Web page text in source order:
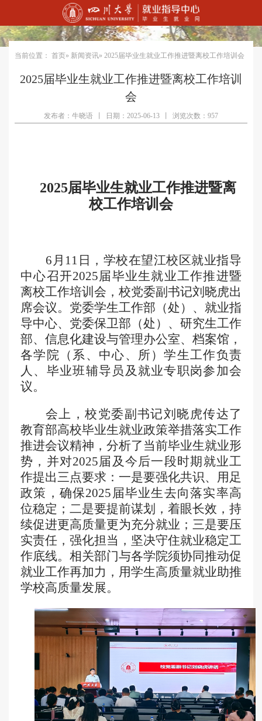
当前位置： 首页» 新闻资讯» 2025届毕业生就业工作推进暨离校工作培训会
2025届毕业生就业工作推进暨离校工作培训
会
发布者：牛晓语 日期：2025-06-13 浏览次数：957
2025届毕业生就业工作推进暨离
校工作培训会
6月11日，学校在望江校区就业指导
中心召开2025届毕业生就业工作推进暨
离校工作培训会， 校党委副书记刘晓虎出
席会议。党委学生工作部（处）、就业指
导中心、 党委保卫部（处） 、研究生工作
部、信息化建设与管理办公室、档案馆，
各学院（系、中心、所）学生工作负责
人 、 毕业班辅导员及就业专职岗参加会
议。
会上，校党委副书记刘晓虎传达了
教育部高校毕业生就业政策举措落实工作
推进会议精神，分析了当前毕业生就业形
势，并对2025届及今后一段时期就业工
作提出三点要求： 一是要强化共识、用足
政策，确保2025届毕业生去向落实率高
位稳定；二是要提前谋划，着眼长效，持
续促进更高质量更为充分就业；三是要压
实责任，强化担当，坚决守住就业稳定工
作底线。 相关部门与各学院须协同推动促
就业工作再加力，用学生高质量就业助推
学校高质量发展。